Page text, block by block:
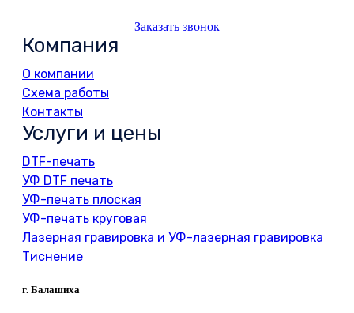
Заказать звонок
Компания
О компании
Схема работы
Контакты
Услуги и цены
DTF-печать
УФ DTF печать
УФ-печать плоская
УФ-печать круговая
Лазерная гравировка и УФ-лазерная гравировка
Тиснение
г. Балашиха